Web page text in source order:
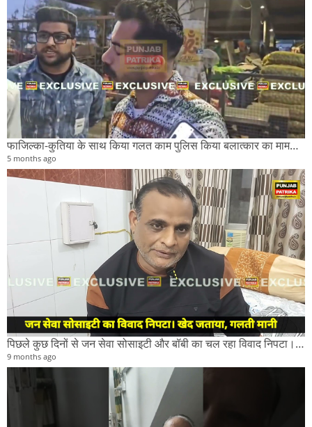
फाजिल्का-कुतिया के साथ किया गलत काम पुलिस किया बलात्कार का मामला दर्ज।
5 months ago
पिछले कुछ दिनों से जन सेवा सोसाइटी और बॉबी का चल रहा विवाद निपटा।सोसाइटी के सदस्यों ने ने गलती मानी।
9 months ago